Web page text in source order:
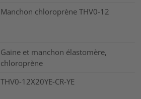
Manchon chloroprène THV0-12
Gaine et manchon élastomère,
chloroprène
THV0-12X20YE-CR-YE